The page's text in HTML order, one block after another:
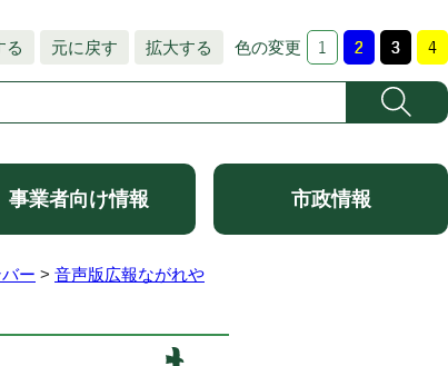
る 元に戻す 拡大する 色の変更
事業者向け情報 市政情報
ー > 音声版広報ながれや